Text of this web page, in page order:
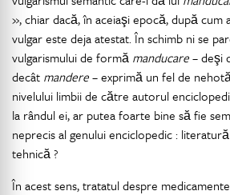
», chiar dacă, în aceiaşi epocă, după cum
vulgar este deja atestat. În schimb ni se
vulgarismului de formă manducare– deşi
decât mandere– exprimă un fel de
nivelului limbii de către autorul
la rândul ei, ar putea foarte bine să fie
neprecis al genului enciclopedic :
tehnică ?
În acest sens, tratatul despre